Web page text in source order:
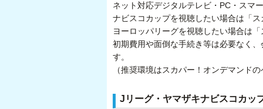
ネット対応デジタルテレビ・PC・スマ
ナビスコカップを視聴したい場合は「
ヨーロッパリーグを視聴したい場合は
初期費用や面倒な手続き等は必要なく
す。
（推奨環境はスカパー！オンデマンド
Jリーグ・ヤマザキナビスコカッ